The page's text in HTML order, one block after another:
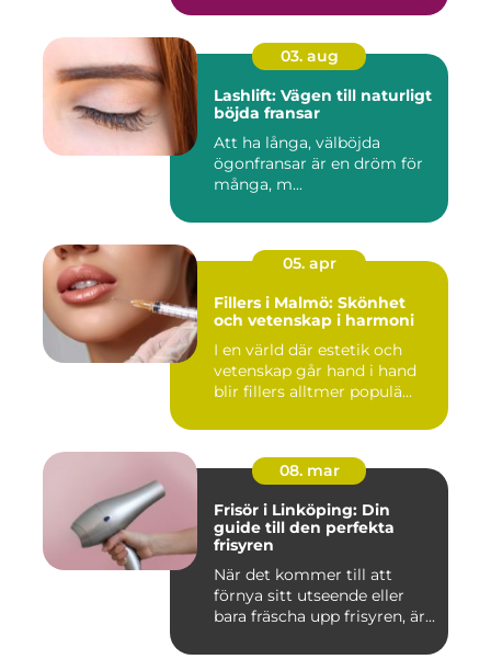
03. aug
Lashlift: Vägen till naturligt
böjda fransar
Att ha långa, välböjda
ögonfransar är en dröm för
många, m...
05. apr
Fillers i Malmö: Skönhet
och vetenskap i harmoni
I en värld där estetik och
vetenskap går hand i hand
blir fillers alltmer populä...
08. mar
Frisör i Linköping: Din
guide till den perfekta
frisyren
När det kommer till att
förnya sitt utseende eller
bara fräscha upp frisyren, är...